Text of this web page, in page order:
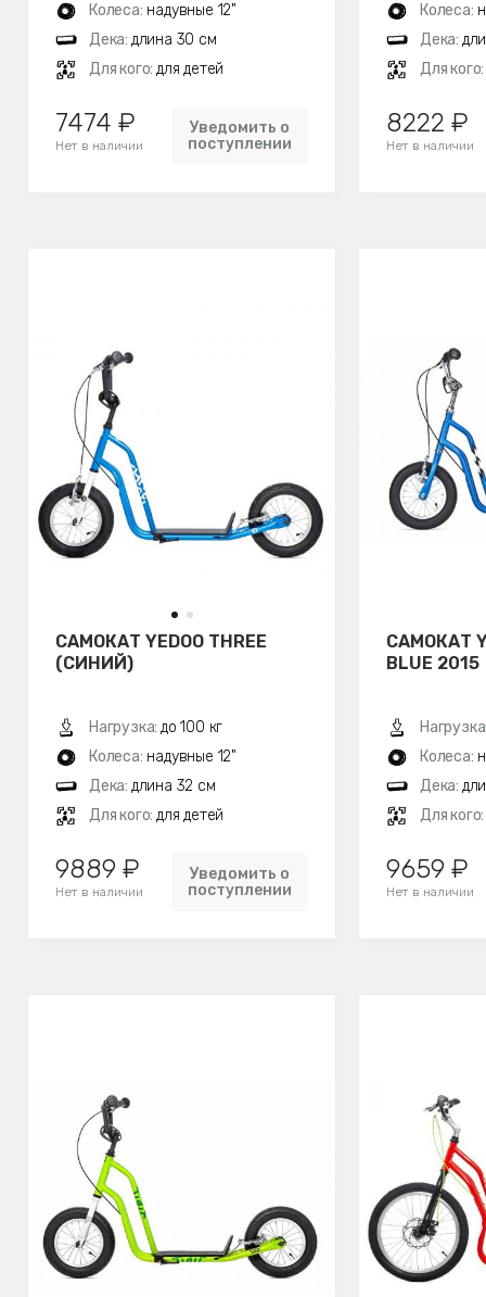
Колеса: надувные 12"
Дека: длина 30 см
Для кого: для детей
7474 ₽
Нет в наличии
Уведомить о
поступлении
Колеса:
Дека:
Для кого:
8222 ₽
Нет в наличии
САМОКАТ YEDOO THREE
(СИНИЙ)
Нагрузка: до 100 кг
Колеса: надувные 12"
Дека: длина 32 см
Для кого: для детей
9889 ₽
Нет в наличии
Уведомить о
поступлении
САМОКАТ
BLUE 2015
Колеса:
Дека:
Для кого:
9659 ₽
Нет в наличии